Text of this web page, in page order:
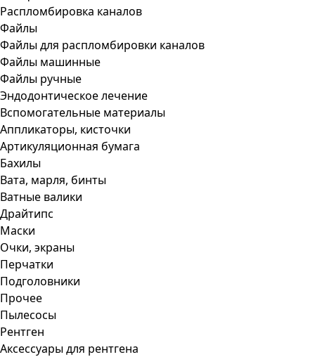
Распломбировка каналов
Файлы
Файлы для распломбировки каналов
Файлы машинные
Файлы ручные
Эндодонтическое лечение
Вспомогательные материалы
Аппликаторы, кисточки
Артикуляционная бумага
Бахилы
Вата, марля, бинты
Ватные валики
Драйтипс
Маски
Очки, экраны
Перчатки
Подголовники
Прочее
Пылесосы
Рентген
Аксессуары для рентгена